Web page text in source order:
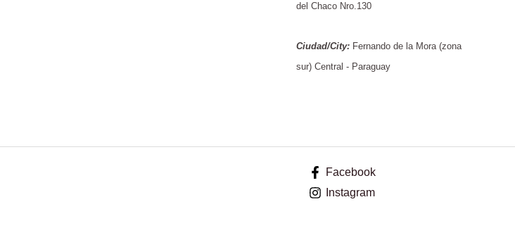
del Chaco Nro.130
Ciudad/City:Fernando de la Mora (zona
sur) Central - Paraguay
Facebook
Instagram